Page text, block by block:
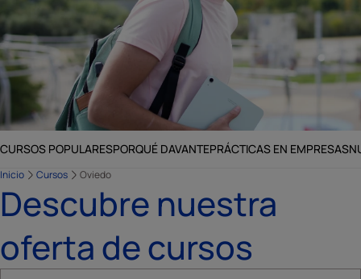
CURSOS POPULARESPORQUÉ DAVANTEPRÁCTICAS EN EMPRESAS
Inicio Cursos Oviedo
Descubre nuestra
oferta de cursos